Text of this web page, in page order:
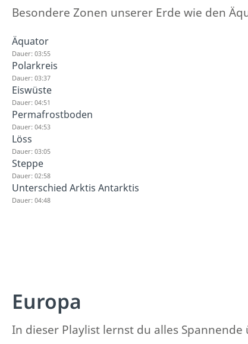
Besondere Zonen unserer Erde wie den
Äquator
Dauer: 03:55
Polarkreis
Dauer: 03:37
Eiswüste
Dauer: 04:51
Permafrostboden
Dauer: 04:53
Löss
Dauer: 03:05
Steppe
Dauer: 02:58
Unterschied Arktis Antarktis
Dauer: 04:48
Europa
In dieser Playlist lernst du alles